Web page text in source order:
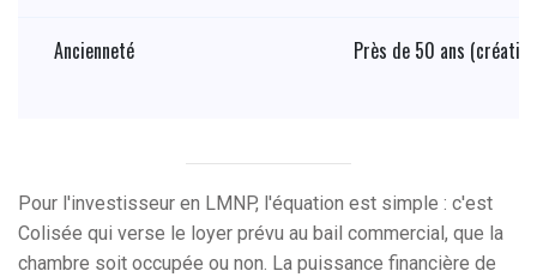
Ancienneté Près de 50 ans
Pour l'investisseur en LMNP, l'équation est simple : c'est
Colisée qui verse le loyer prévu au bail commercial, que la
chambre soit occupée ou non. La puissance financière de